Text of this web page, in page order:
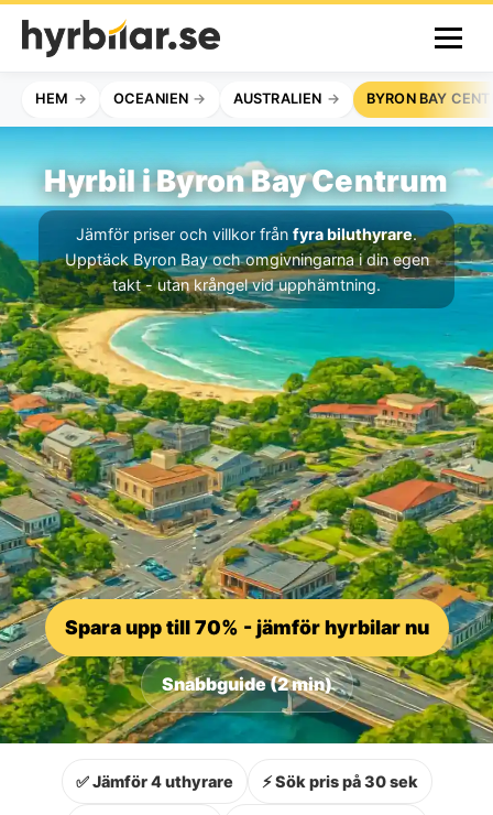
HEM OCEANIEN AUSTRALIEN BYRON BAY
Hyrbil i Byron Bay Centrum
Jämför priser och villkor från fyra biluthyrare.
Upptäck Byron Bay och omgivningarna i din egen
takt - utan krångel vid upphämtning.
Spara upp till 70% - jämför hyrbilar nu
Snabbguide (2 min)
✅ Jämför 4 uthyrare ⚡ Sök pris på 30 sek